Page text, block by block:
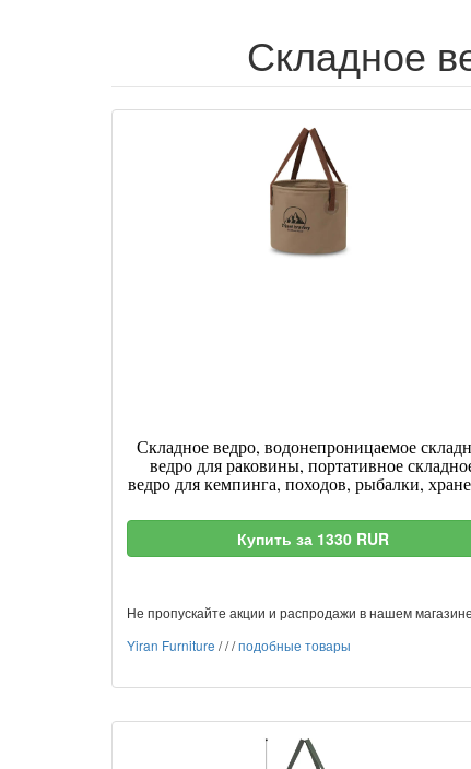
Складное
Складное ведро, водонепроницаемое
ведро для раковины, портативное
ведро для кемпинга, походов, рыбалки,
Купить за 1330 RUR
Не пропускайте акции и распродажи в нашем
Yiran Furniture ///подобные товары